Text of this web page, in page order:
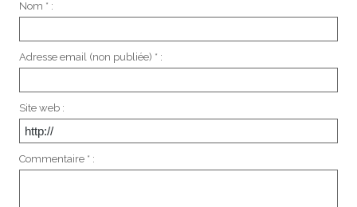
Nom * :
Adresse email (non publiée) * :
Site web :
Commentaire * :